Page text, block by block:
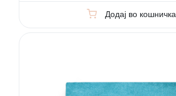
Додај во кошничка